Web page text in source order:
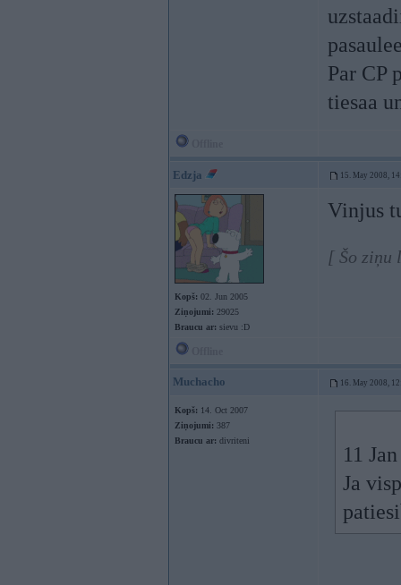
Par CP
tiesaa
Edzja 15. May 2008,
Kopš: 02. Jun 2005
Ziņojumi: 29025
Braucu ar: sievu :D
Vinjus
[ Šo ziņu
Muchacho 16. May 2008,
Kopš: 14. Oct 2007
Ziņojumi: 387
Braucu ar: divriteni
11
Ja